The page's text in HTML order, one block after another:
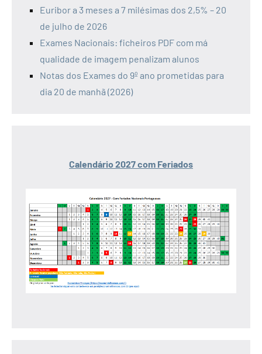
Euribor a 3 meses a 7 milésimas dos 2,5% – 20
de julho de 2026
Exames Nacionais: ficheiros PDF com má
qualidade de imagem penalizam alunos
Notas dos Exames do 9º ano prometidas para
dia 20 de manhã (2026)
Calendário 2027 com Feriados